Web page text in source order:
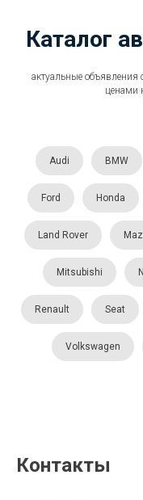
Каталог
актуальные
ценами
Audi BMW
Ford Honda
Land Rover
Mitsubishi
Renault Seat
Volkswagen
Контакты